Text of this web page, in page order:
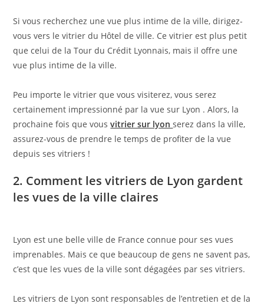
Si vous recherchez une vue plus intime de la ville, dirigez-
vous vers le vitrier du Hôtel de ville. Ce vitrier est plus petit
que celui de la Tour du Crédit Lyonnais, mais il offre une
vue plus intime de la ville.
Peu importe le vitrier que vous visiterez, vous serez
certainement impressionné par la vue sur Lyon . Alors, la
prochaine fois que vousvitrier sur lyonserez dans la ville,
assurez-vous de prendre le temps de profiter de la vue
depuis ses vitriers !
2. Comment les vitriers de Lyon gardent
les vues de la ville claires
Lyon est une belle ville de France connue pour ses vues
imprenables. Mais ce que beaucoup de gens ne savent pas,
c’est que les vues de la ville sont dégagées par ses vitriers.
Les vitriers de Lyon sont responsables de l’entretien et de la